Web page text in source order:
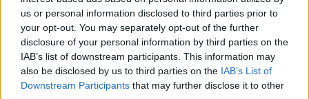
us or personal information disclosed to third parties prior to
your opt-out. You may separately opt-out of the further
disclosure of your personal information by third parties on the
IAB’s list of downstream participants. This information may
also be disclosed by us to third parties on the IAB’s List of
Downstream Participants that may further disclose it to other
legfontosabb információkat azoknak, akik a februárban induló
képzésekre szeretnének jelentkezni. A hét hírei és cikkei.
Felsőoktatás
Eduline